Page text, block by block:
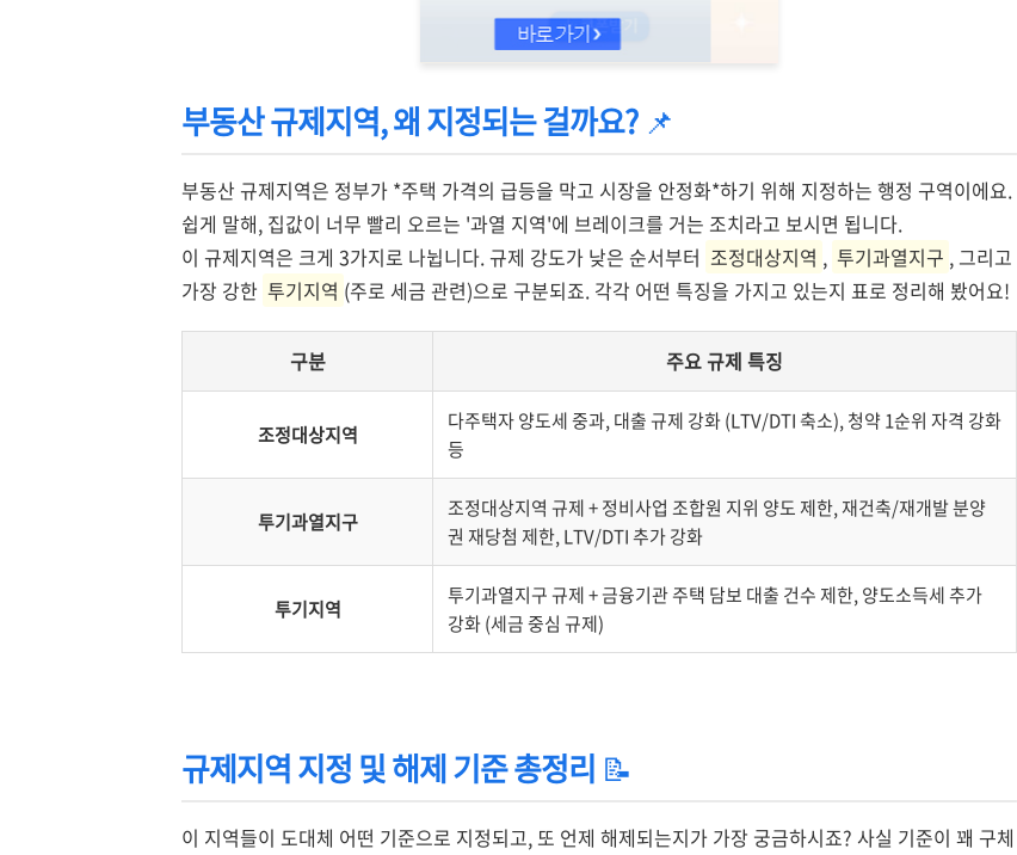
부동산 규제지역, 왜 지정되는 걸까요?📌
부동산 규제지역은 정부가 *주택 가격의 급등을 막고 시장을 안정화*하기 위해 지정하는 행정 구역이에요.
쉽게 말해, 집값이 너무 빨리 오르는 '과열 지역'에 브레이크를 거는 조치라고 보시면 됩니다.
이 규제지역은 크게 3가지로 나뉩니다. 규제 강도가 낮은 순서부터 조정대상지역 , 투기과열지구 , 그리고
가장 강한 투기지역 (주로 세금 관련)으로 구분되죠. 각각 어떤 특징을 가지고 있는지 표로 정리해 봤어요!
구분 주요 규제 특징
조정대상지역
다주택자 양도세 중과, 대출 규제 강화 (LTV/DTI 축소), 청약 1순위 자격 강화
등
투기과열지구
조정대상지역 규제 + 정비사업 조합원 지위 양도 제한, 재건축/재개발 분양
권 재당첨 제한, LTV/DTI 추가 강화
투기지역
투기과열지구 규제 + 금융기관 주택 담보 대출 건수 제한, 양도소득세 추가
강화 (세금 중심 규제)
규제지역 지정 및 해제 기준 총정리 📝
이 지역들이 도대체 어떤 기준으로 지정되고, 또 언제 해제되는지가 가장 궁금하시죠? 사실 기준이 꽤 구체